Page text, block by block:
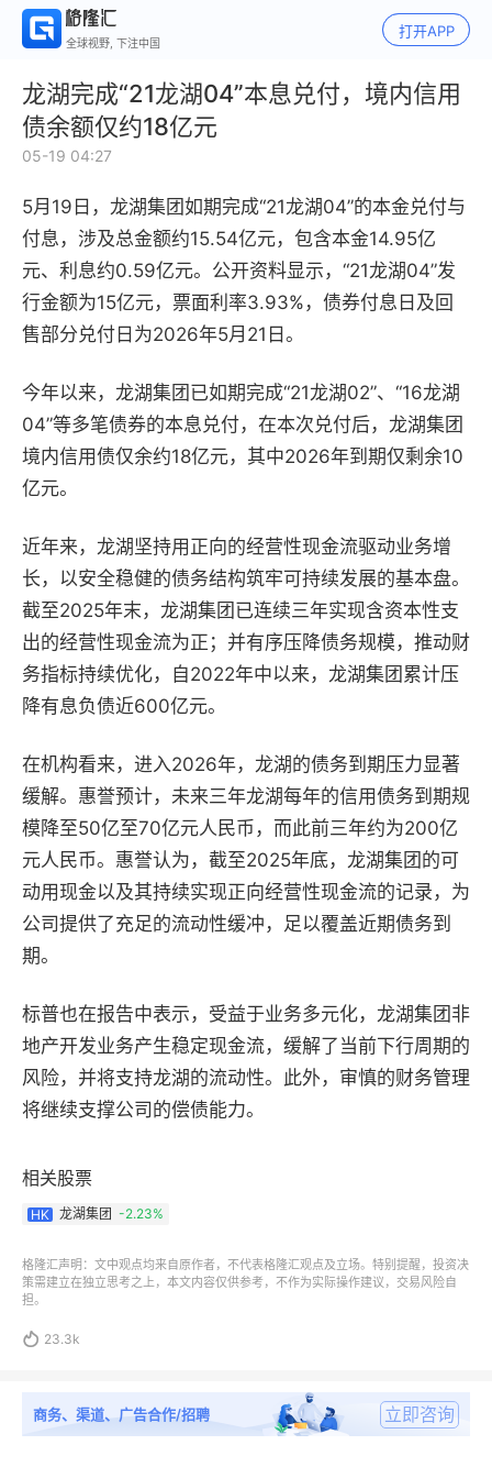
全球视野, 下注中国
打开APP
龙湖完成“21龙湖04”本息兑付，境内信用
债余额仅约18亿元
05-19 04:27
5月19日，龙湖集团如期完成“21龙湖04”的本金兑付与
付息，涉及总金额约15.54亿元，包含本金14.95亿
元、利息约0.59亿元。公开资料显示，“21龙湖04”发
行金额为15亿元，票面利率3.93%，债券付息日及回
售部分兑付日为2026年5月21日。
今年以来，龙湖集团已如期完成“21龙湖02”、“16龙湖
04”等多笔债券的本息兑付，在本次兑付后，龙湖集团
境内信用债仅余约18亿元，其中2026年到期仅剩余10
亿元。
近年来，龙湖坚持用正向的经营性现金流驱动业务增
长，以安全稳健的债务结构筑牢可持续发展的基本盘。
截至2025年末，龙湖集团已连续三年实现含资本性支
出的经营性现金流为正；并有序压降债务规模，推动财
务指标持续优化，自2022年中以来，龙湖集团累计压
降有息负债近600亿元。
在机构看来，进入2026年，龙湖的债务到期压力显著
缓解。惠誉预计，未来三年龙湖每年的信用债务到期规
模降至50亿至70亿元人民币，而此前三年约为200亿
元人民币。惠誉认为，截至2025年底，龙湖集团的可
动用现金以及其持续实现正向经营性现金流的记录，为
公司提供了充足的流动性缓冲，足以覆盖近期债务到
期。
标普也在报告中表示，受益于业务多元化，龙湖集团非
地产开发业务产生稳定现金流，缓解了当前下行周期的
风险，并将支持龙湖的流动性。此外，审慎的财务管理
将继续支撑公司的偿债能力。
相关股票
HK 龙湖集团 -2.23%
格隆汇声明：文中观点均来自原作者，不代表格隆汇观点及立场。特别提醒，投资决
策需建立在独立思考之上，本文内容仅供参考，不作为实际操作建议，交易风险自
担。
 23.3k
商务、渠道、广告合作/招聘 立即咨询